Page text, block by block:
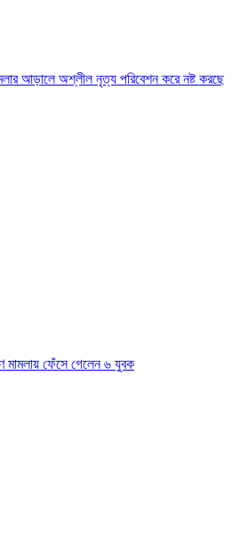
আড়ালে অশ্লীল নৃত্য পরিবেশন করে নষ্ট করছে
মামলায় ফেঁসে গেলেন ৬ যুবক